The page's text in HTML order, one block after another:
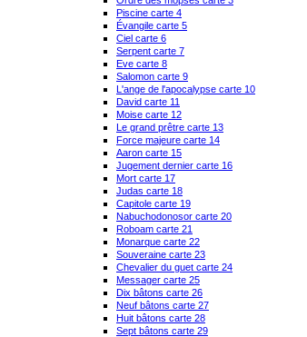
Piscine carte 4
Évangile carte 5
Ciel carte 6
Serpent carte 7
Eve carte 8
Salomon carte 9
L'ange de l'apocalypse carte 10
David carte 11
Moise carte 12
Le grand prêtre carte 13
Force majeure carte 14
Aaron carte 15
Jugement dernier carte 16
Mort carte 17
Judas carte 18
Capitole carte 19
Nabuchodonosor carte 20
Roboam carte 21
Monarque carte 22
Souveraine carte 23
Chevalier du guet carte 24
Messager carte 25
Dix bâtons carte 26
Neuf bâtons carte 27
Huit bâtons carte 28
Sept bâtons carte 29